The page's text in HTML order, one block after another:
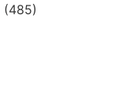
(485)